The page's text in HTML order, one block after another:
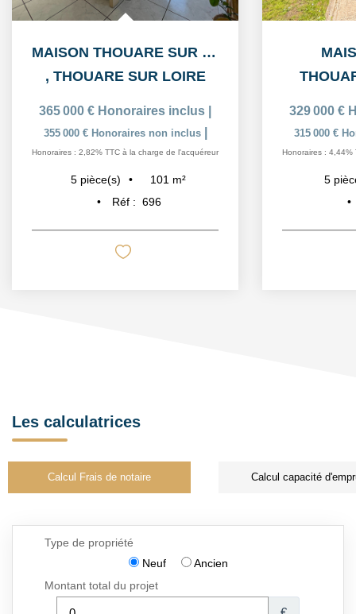
MAISON THOUARE SUR LOIRE 5 PIÈCE(S) 101 M2
, THOUARE SUR LOIRE
365 000 € Honoraires inclus
355 000 € Honoraires non inclus
Honoraires : 2,82% TTC à la charge de l'acquéreur
5 pièce(s) 101 m²
Réf : 696
329 000 €
315 000 €
Honoraires : 4,44%
5
Les calculatrices
Calcul Frais de notaire Calcul capacité